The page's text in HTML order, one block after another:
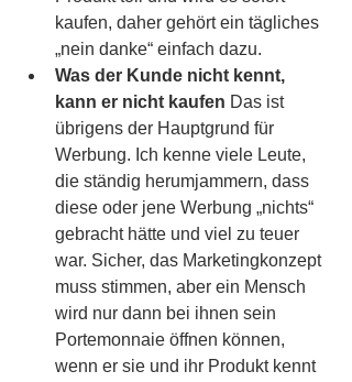
kaufen, daher gehört ein tägliches
„nein danke“ einfach dazu.
Was der Kunde nicht kennt,
kann er nicht kaufen Das ist
übrigens der Hauptgrund für
Werbung. Ich kenne viele Leute,
die ständig herumjammern, dass
diese oder jene Werbung „nichts“
gebracht hätte und viel zu teuer
war. Sicher, das Marketingkonzept
muss stimmen, aber ein Mensch
wird nur dann bei ihnen sein
Portemonnaie öffnen können,
wenn er sie und ihr Produkt kennt